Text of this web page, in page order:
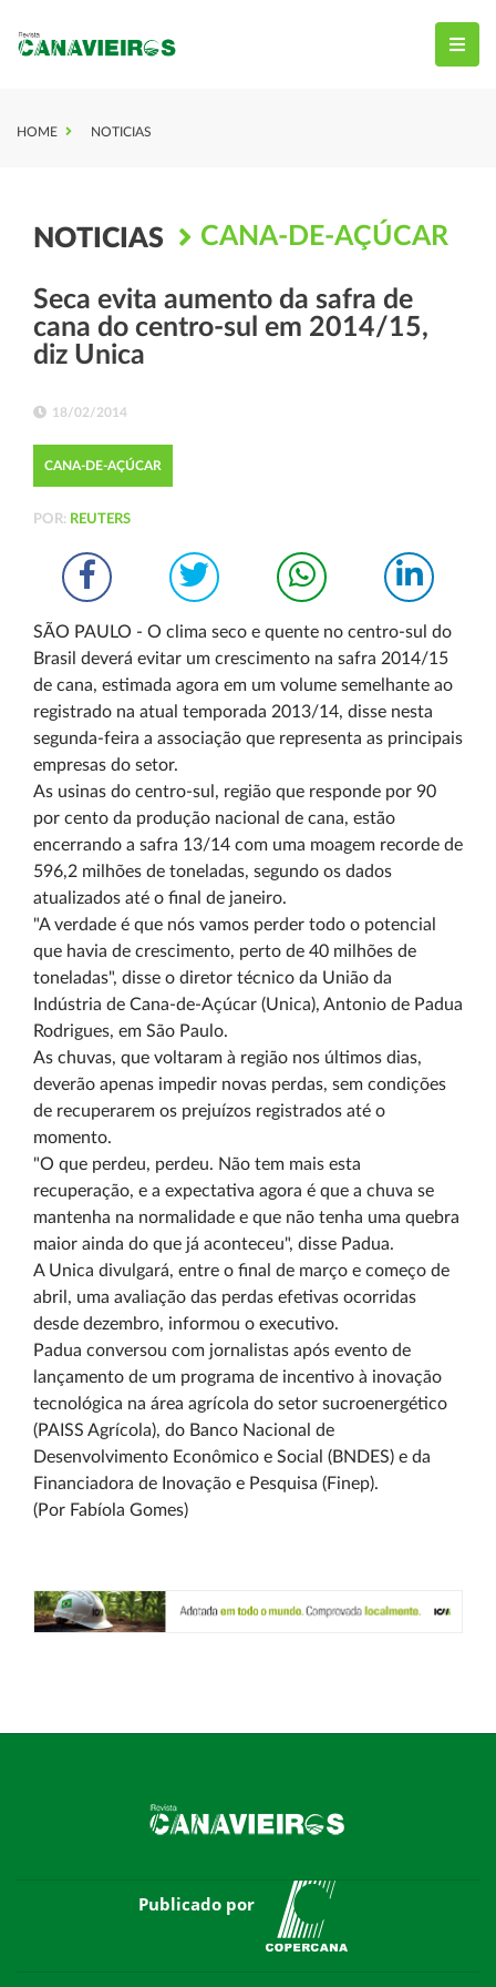
HOME NOTICIAS
NOTICIAS CANA-DE-AÇÚCAR
Seca evita aumento da safra de
cana do centro-sul em 2014/15,
diz Unica
18/02/2014
CANA-DE-AÇÚCAR
POR: REUTERS
SÃO PAULO - O clima seco e quente no centro-sul do
Brasil deverá evitar um crescimento na safra 2014/15
de cana, estimada agora em um volume semelhante ao
registrado na atual temporada 2013/14, disse nesta
segunda-feira a associação que representa as principais
empresas do setor.
As usinas do centro-sul, região que responde por 90
por cento da produção nacional de cana, estão
encerrando a safra 13/14 com uma moagem recorde de
596,2 milhões de toneladas, segundo os dados
atualizados até o final de janeiro.
"A verdade é que nós vamos perder todo o potencial
que havia de crescimento, perto de 40 milhões de
toneladas", disse o diretor técnico da União da
Indústria de Cana-de-Açúcar (Unica), Antonio de Padua
Rodrigues, em São Paulo.
As chuvas, que voltaram à região nos últimos dias,
deverão apenas impedir novas perdas, sem condições
de recuperarem os prejuízos registrados até o
momento.
"O que perdeu, perdeu. Não tem mais esta
recuperação, e a expectativa agora é que a chuva se
mantenha na normalidade e que não tenha uma quebra
maior ainda do que já aconteceu", disse Padua.
A Unica divulgará, entre o final de março e começo de
abril, uma avaliação das perdas efetivas ocorridas
desde dezembro, informou o executivo.
Padua conversou com jornalistas após evento de
lançamento de um programa de incentivo à inovação
tecnológica na área agrícola do setor sucroenergético
(PAISS Agrícola), do Banco Nacional de
Desenvolvimento Econômico e Social (BNDES) e da
Financiadora de Inovação e Pesquisa (Finep).
(Por Fabíola Gomes)
Publicado por